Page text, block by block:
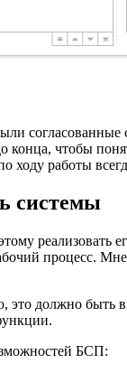
конца, чтобы
работы
системы
реализовать
должно
БСП: